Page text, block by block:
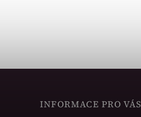
INFORMACE PRO VÁS